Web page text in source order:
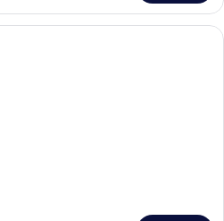
Une chambre à coucher